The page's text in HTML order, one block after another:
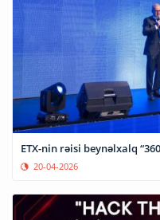
ETX-nin rəisi beynəlxalq
20-04-2026